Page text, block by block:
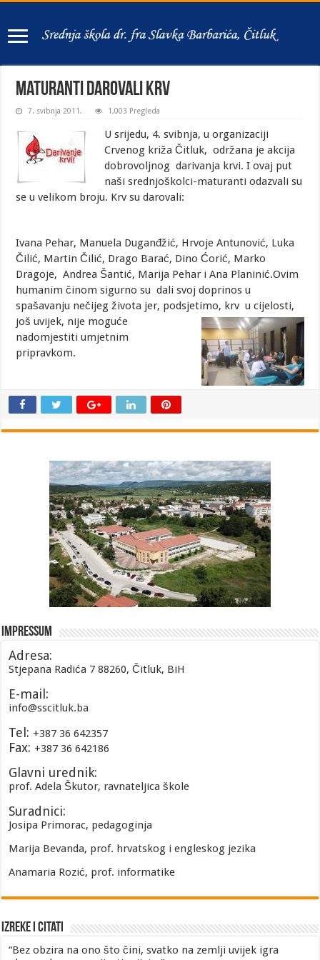
Maturanti darovali krv
7. svibnja 2011. 1,003 Pregleda
U srijedu, 4. svibnja, u organizaciji
Crvenog križa Čitluk, održana je akcija
dobrovoljnog darivanja krvi. I ovaj put
naši srednjoškolci-maturanti odazvali su
se u velikom broju. Krv su darovali:
Ivana Pehar, Manuela Duganđžić, Hrvoje Antunović, Luka
Čilić, Martin Čilić, Drago Barać, Dino Ćorić, Marko
Dragoje, Andrea Šantić, Marija Pehar i Ana Planinić.Ovim
humanim činom sigurno su dali svoj doprinos u
spašavanju nečijeg života jer, podsjetimo, krv u cijelosti,
još uvijek, nije moguće
nadomjestiti umjetnim
pripravkom.
Impressum
Adresa:
Stjepana Radića 7 88260, Čitluk, BiH
E-mail:
info@sscitluk.ba
Tel: +387 36 642357
Fax: +387 36 642186
Glavni urednik:
prof. Adela Škutor, ravnateljica škole
Suradnici:
Josipa Primorac, pedagoginja
Marija Bevanda, prof. hrvatskog i engleskog jezika
Anamaria Rozić, prof. informatike
Izreke i Citati
“Bez obzira na ono što čini, svatko na zemlji uvijek igra